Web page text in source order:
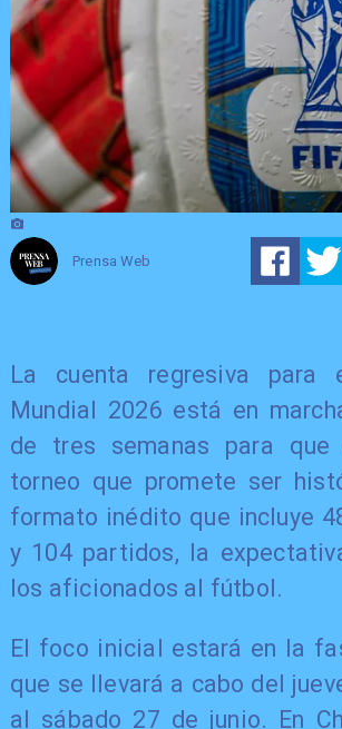
Prensa Web
La cuenta regresiva para
Mundial 2026 está en
de tres semanas para que
torneo que promete ser
formato inédito que incluye
y 104 partidos, la
los aficionados al fútbol.
El foco inicial estará en la
que se llevará a cabo del
al sábado 27 de junio. En